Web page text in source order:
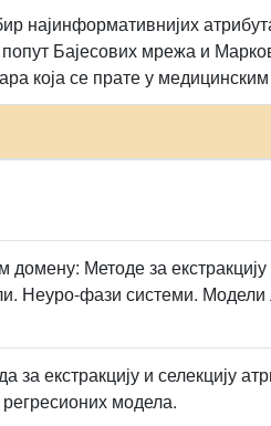
најинформативнијих
Бајесових мрежа и
која се прате у
Методе за екстракцију
Неуро-фази системи. Модели
екстракцију и селекцију
модела.